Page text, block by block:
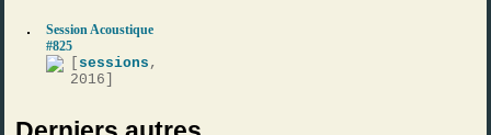
Session Acoustique
#825
sessions ,
2016]